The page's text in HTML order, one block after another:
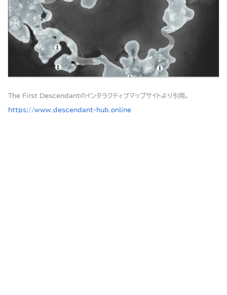
The First Descendantのインタラクティブマップサイトより引用。
https://www.descendant-hub.online